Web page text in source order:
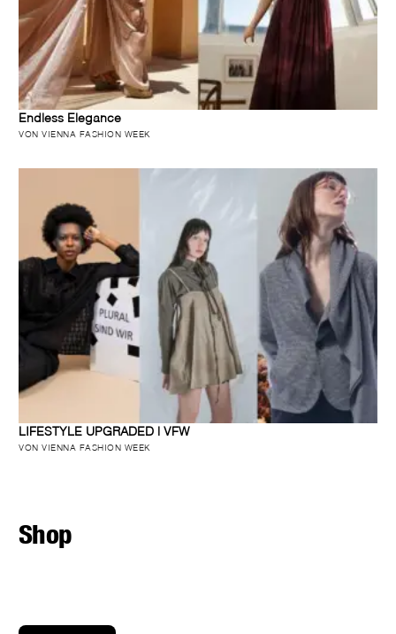
Endless Elegance
VON VIENNA FASHION WEEK
LIFESTYLE UPGRADED | VFW
VON VIENNA FASHION WEEK
Shop